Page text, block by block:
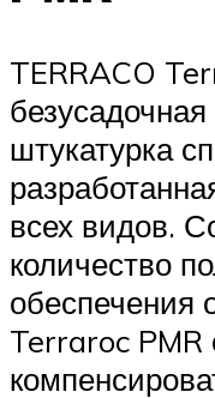
TERRACO
штукатурка
всех видов.
количество
обеспечения
Terraroc PMR